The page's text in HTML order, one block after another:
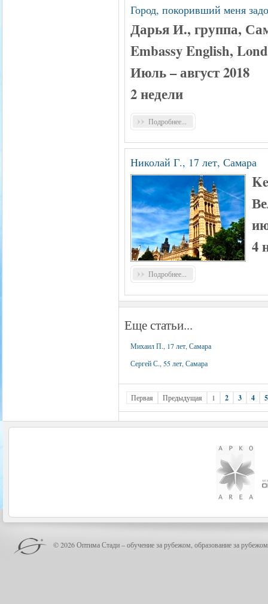
Город, покоривший меня
Дарья И., группа,
Embassy English,
Июль – август 2018
2 недели
Подробнее...
Николай Г., 17 лет, Самара
4
Подробнее...
Еще статьи...
Михаил П., 17 лет, Самара
Сергей С., 55 лет, Самара
Первая Предыдущая 1 2 3 4 5
© 2026 Оптима Стади – обучение за рубежом, образование за